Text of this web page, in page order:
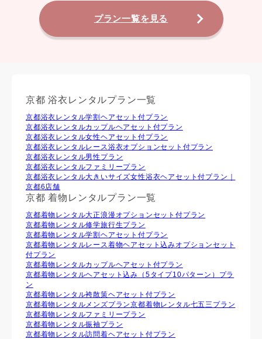
プラン一覧を見る
京都 浴衣レンタルプラン一覧
京都浴衣レンタル学割ヘアセット付プラン
京都浴衣レンタルカップルヘアセット付プラン
京都浴衣レンタル⼥性ヘアセット付プラン
京都浴衣レンタルレース浴衣オプションセット付プラン
京都浴衣レンタル男性プラン
京都浴衣レンタルファミリープラン
京都浴衣レンタル大きいサイズ女性浴衣ヘアセット付プラン｜
京都6店舗
京都 着物レンタルプラン一覧
京都着物レンタル大正浪漫オプションセット付プラン
京都着物レンタル修学旅行生プラン
京都着物レンタル学割ヘアセット付プラン
京都着物レンタルレース着物ヘアセット込みオプションセット
付プラン
京都着物レンタルカップルヘアセット付プラン
京都着物レンタルヘアセット込み（5タイプ10パターン）プラ
ン
京都着物レンタル袴散策ヘアセット付プラン
京都着物レンタルメンズプラン京都着物レンタル七五三プラン
京都着物レンタルファミリープラン
京都着物レンタル振袖プラン
京都着物レンタル訪問着ヘアセット付プラン